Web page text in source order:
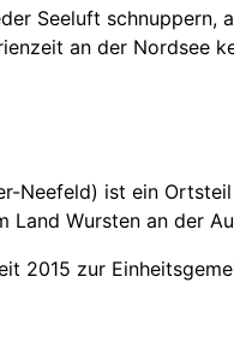
Seeluft
an der Nordsee
Neefeld) ist ein
Land Wursten an der
2015 zur